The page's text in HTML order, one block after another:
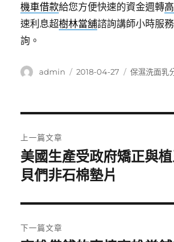
機車借款給您方便快速的資金週轉
速利息超樹林當舖諮詢講師小時服
詢。
作
admin
發
2018-04-27
分
保濕洗面乳
章
導
覽
上一篇文章
上
一
文
章:
美國生產受政府矯正與
貝們非石棉墊片
下一篇文章